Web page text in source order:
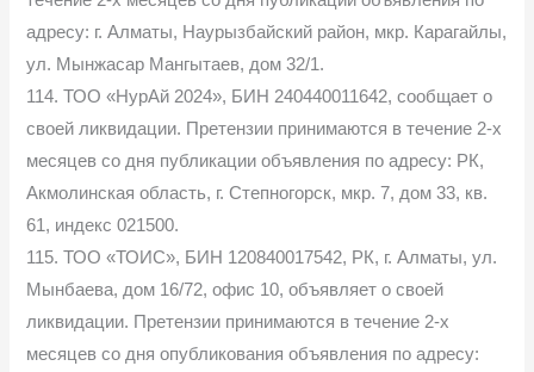
адресу: г. Алматы, Наурызбайский район, мкр. Карагайлы,
ул. Мынжасар Мангытаев, дом 32/1.
114. ТОО «НурАй 2024», БИН 240440011642, сообщает о
своей ликвидации. Претензии принимаются в течение 2-х
месяцев со дня публикации объявления по адресу: РК,
Акмолинская область, г. Степногорск, мкр. 7, дом 33, кв.
61, индекс 021500.
115. ТОО «ТОИС», БИН 120840017542, РК, г. Алматы, ул.
Мынбаева, дом 16/72, офис 10, объявляет о своей
ликвидации. Претензии принимаются в течение 2-х
месяцев со дня опубликования объявления по адресу: